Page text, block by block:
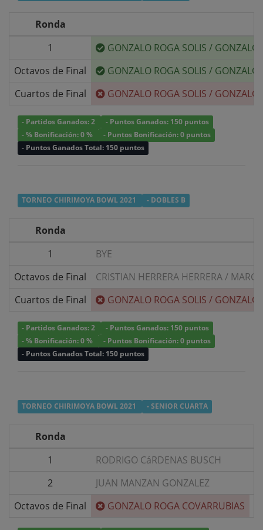
Ronda
1
GONZALO ROGA SOLIS / GONZALO
Octavos de Final
GONZALO ROGA SOLIS / GONZALO
Cuartos de Final
GONZALO ROGA SOLIS / GONZALO
- Partidos Ganados: 2
- Puntos Ganados: 150 puntos
- % Bonificación: 0 %
- Puntos Bonificación: 0 puntos
- Puntos Ganados Total: 150 puntos
TORNEO CHIRIMOYA BOWL 2021 - DOBLES B
Ronda
1
BYE
Octavos de Final
CRISTIAN HERRERA HERRERA/
Cuartos de Final
GONZALO ROGA SOLIS / GONZALO
- Partidos Ganados: 2
- Puntos Ganados: 150 puntos
- % Bonificación: 0 %
- Puntos Bonificación: 0 puntos
- Puntos Ganados Total: 150 puntos
TORNEO CHIRIMOYA BOWL 2021 - SENIOR CUARTA
Ronda
1
RODRIGO CáRDENAS BUSCH
2
JUAN MANZAN GONZALEZ
Octavos de Final
GONZALO ROGA COVARRUBIAS